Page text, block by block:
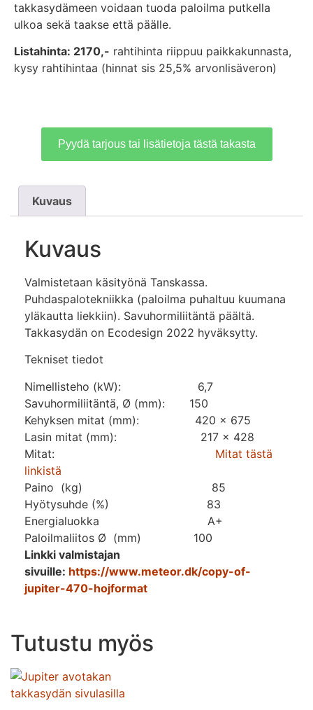
takkasydämeen voidaan tuoda paloilma putkella
ulkoa sekä taakse että päälle.
Listahinta: 2170,- rahtihinta riippuu paikkakunnasta,
kysy rahtihintaa (hinnat sis 25,5% arvonlisäveron)
Pyydä tarjous tai lisätietoja tästä takasta
Kuvaus
Kuvaus
Valmistetaan käsityönä Tanskassa.
Puhdaspalotekniikka (paloilma puhaltuu kuumana
yläkautta liekkiin). Savuhormiliitäntä päältä.
Takkasydän on Ecodesign 2022 hyväksytty.
Tekniset tiedot
Nimellisteho (kW): 6,7
Savuhormiliitäntä, Ø (mm): 150
Kehyksen mitat (mm): 420 x 675
Lasin mitat (mm): 217 x 428
Mitat: Mitat tästä
linkistä
Paino (kg) 85
Hyötysuhde (%) 83
Energialuokka A+
Paloilmaliitos Ø (mm) 100
Linkki valmistajan
sivuille: https://www.meteor.dk/copy-of-
jupiter-470-hojformat
Tutustu myös